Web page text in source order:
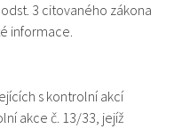
3 citovaného zákona
informace.
s kontrolní akcí
akce č. 13/33, jejíž